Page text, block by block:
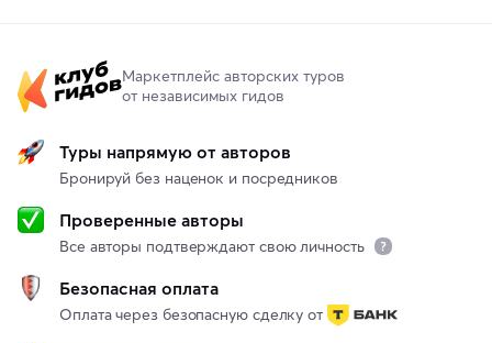
Маркетплейс авторских туров
от независимых гидов
Туры напрямую от авторов
Бронируй без наценок и посредников
Проверенные авторы
Все авторы подтверждают свою личность
Безопасная оплата
Оплата через безопасную сделку от